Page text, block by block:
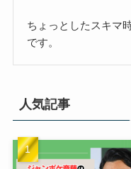
ちょっとしたスキマ
です。
人気記事